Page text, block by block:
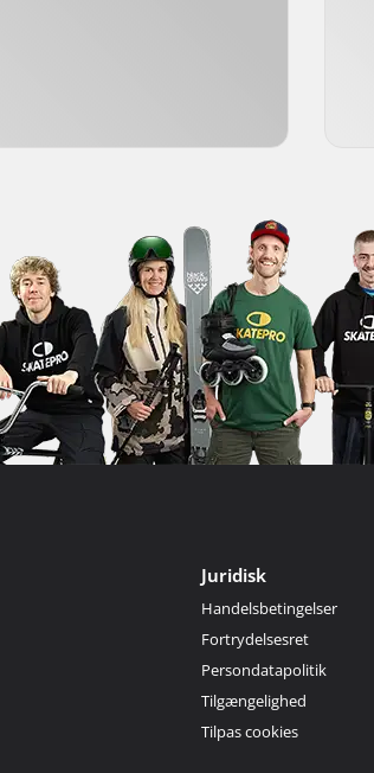
Juridisk
Handelsbetingelser
Fortrydelsesret
Persondatapolitik
Tilgængelighed
Tilpas cookies